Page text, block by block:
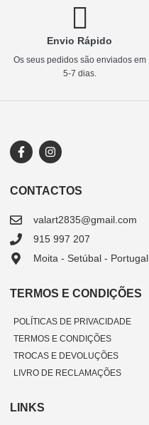
Envio Rápido
Os seus pedidos são enviados em
5-7 dias.
CONTACTOS
valart2835@gmail.com
915 997 207
Moita - Setúbal - Portugal
TERMOS E CONDIÇÕES
POLÍTICAS DE PRIVACIDADE
TERMOS E CONDIÇÕES
TROCAS E DEVOLUÇÕES
LIVRO DE RECLAMAÇÕES
LINKS